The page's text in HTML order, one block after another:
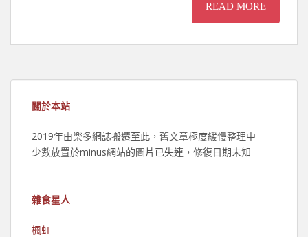
READ MORE
關於本站
2019年由樂多網誌搬遷至此，舊文章極度緩慢整理中
少數放置於minus網站的圖片已失連，修復日期未知
雜食星人
楓虹